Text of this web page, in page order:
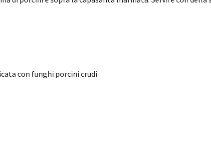
con funghi porcini crudi